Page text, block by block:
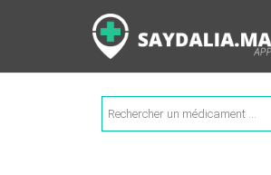
Recherche
de
produits